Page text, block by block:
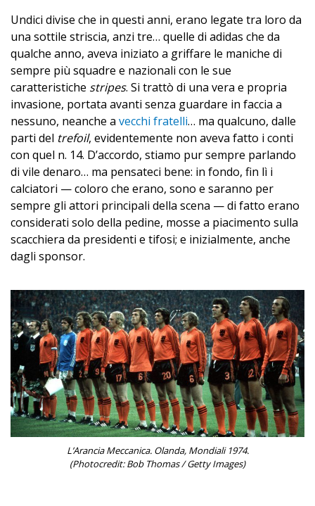
Undici divise che in questi anni, erano legate tra loro da
una sottile striscia, anzi tre… quelle di adidas che da
qualche anno, aveva iniziato a griffare le maniche di
sempre più squadre e nazionali con le sue
caratteristiche stripes. Si trattò di una vera e propria
invasione, portata avanti senza guardare in faccia a
nessuno, neanche a vecchi fratelli… ma qualcuno, dalle
parti del trefoil, evidentemente non aveva fatto i conti
con quel n. 14. D’accordo, stiamo pur sempre parlando
di vile denaro… ma pensateci bene: in fondo, fin lì i
calciatori — coloro che erano, sono e saranno per
sempre gli attori principali della scena — di fatto erano
considerati solo della pedine, mosse a piacimento sulla
scacchiera da presidenti e tifosi; e inizialmente, anche
dagli sponsor.
L’Arancia Meccanica. Olanda, Mondiali 1974.
(Photocredit: Bob Thomas / Getty Images)